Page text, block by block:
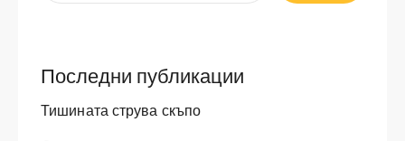
Последни публикации
Тишината струва скъпо